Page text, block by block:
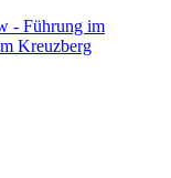
- Führung im
Kreuzberg